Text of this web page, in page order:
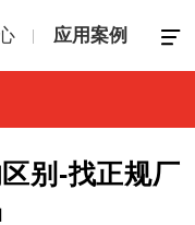
应用案例
别-找正规厂